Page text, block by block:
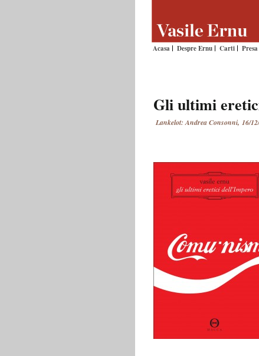
Acasa Despre Ernu Carti Presa
Gli ultimi
Lankelot: Andrea Consonni, 16/